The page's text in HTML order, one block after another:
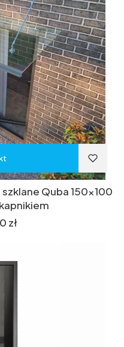
Quba 150x100
zł